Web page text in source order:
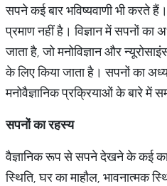
सपने कई बार भविष्यवाणी भी करते
प्रमाण नहीं है। विज्ञान में सपनों का
जाता है, जो मनोविज्ञान और
के लिए किया जाता है। सपनों का
मनोवैज्ञानिक प्रक्रियाओं के बारे में
सपनोंकारहस्य
वैज्ञानिक रूप से सपने देखने के कई
स्थिति, घर का माहौल, भावनात्मक